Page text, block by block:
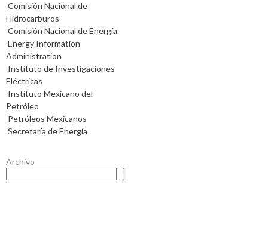
Comisión Nacional de
Hidrocarburos
Comisión Nacional de Energía
Energy Information
Administration
Instituto de Investigaciones
Eléctricas
Instituto Mexicano del
Petróleo
Petróleos Mexicanos
Secretaría de Energía
Archivo